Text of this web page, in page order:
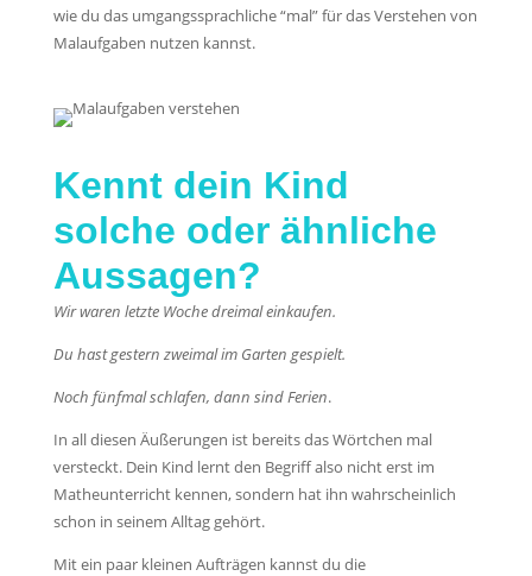
wie du das umgangssprachliche “mal” für das Verstehen von
Malaufgaben nutzen kannst.
Kennt dein Kind
solche oder ähnliche
Aussagen?
Wir waren letzte Woche dreimal einkaufen.
Du hast gestern zweimal im Garten gespielt.
Noch fünfmal schlafen, dann sind Ferien.
In all diesen Äußerungen ist bereits das Wörtchen mal
versteckt. Dein Kind lernt den Begriff also nicht erst im
Matheunterricht kennen, sondern hat ihn wahrscheinlich
schon in seinem Alltag gehört.
Mit ein paar kleinen Aufträgen kannst du die